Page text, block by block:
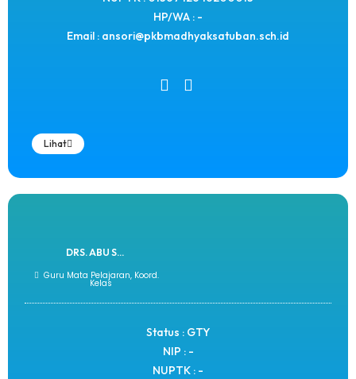
HP/WA : -
Email : ansori@pkbmadhyaksatuban.sch.id
Lihat
DRS. ABU S...
Guru Mata Pelajaran, Koord.
Kelas
Status : GTY
NIP : -
NUPTK : -